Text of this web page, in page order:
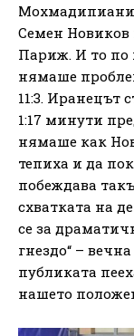
Семен
Париж. И то по
нямаше
11:3. Иранецът
1:17 минути
нямаше как
тепиха и да
побеждава
схватката на
се за
гнездо“ –
публиката
нашето